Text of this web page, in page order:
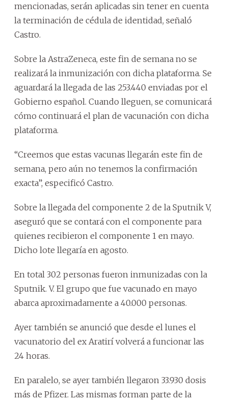
mencionadas, serán aplicadas sin tener en cuenta
la terminación de cédula de identidad, señaló
Castro.
Sobre la AstraZeneca, este fin de semana no se
realizará la inmunización con dicha plataforma. Se
aguardará la llegada de las 253.440 enviadas por el
Gobierno español. Cuando lleguen, se comunicará
cómo continuará el plan de vacunación con dicha
plataforma.
“Creemos que estas vacunas llegarán este fin de
semana, pero aún no tenemos la confirmación
exacta”, especificó Castro.
Sobre la llegada del componente 2 de la Sputnik V,
aseguró que se contará con el componente para
quienes recibieron el componente 1 en mayo.
Dicho lote llegaría en agosto.
En total 302 personas fueron inmunizadas con la
Sputnik. V. El grupo que fue vacunado en mayo
abarca aproximadamente a 40.000 personas.
Ayer también se anunció que desde el lunes el
vacunatorio del ex Aratirí volverá a funcionar las
24 horas.
En paralelo, se ayer también llegaron 33.930 dosis
más de Pfizer. Las mismas forman parte de la